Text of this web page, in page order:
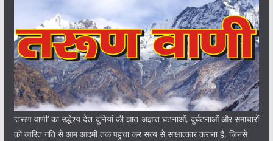
‘तरूण वाणी‘ का उद्धेश्य देश-दुनियां की ज्ञात-अज्ञात घटनाओं, दुर्घटनाओं और समाचारों
को त्वरित गति से आम आदमी तक पहुंचा कर सत्य से साक्षात्कार कराना है, जिनसे